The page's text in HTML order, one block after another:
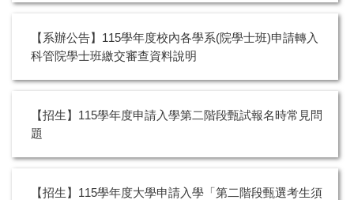
【系辦公告】115學年度校內各學系(院學士班)申請轉入
科管院學士班繳交審查資料說明
【招生】115學年度申請入學第二階段甄試報名時常見問
題
【招生】115學年度大學申請入學「第二階段甄選考生須